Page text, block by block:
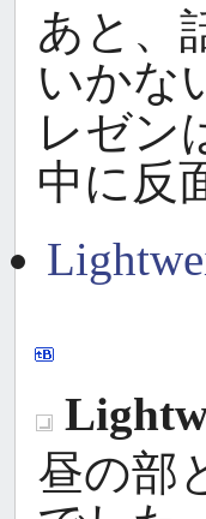
あと、
いかな
レゼン
中に反
昼の部